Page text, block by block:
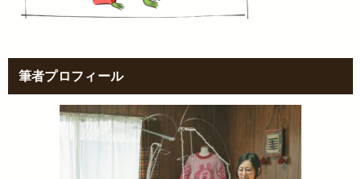
筆者プロフィール